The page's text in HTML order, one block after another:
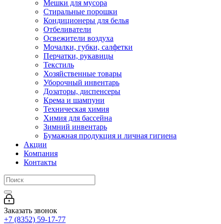
Мешки для мусора
Стиральные порошки
Кондиционеры для белья
Отбеливатели
Освежители воздуха
Мочалки, губки, салфетки
Перчатки, рукавицы
Текстиль
Хозяйственные товары
Уборочный инвентарь
Дозаторы, диспенсеры
Крема и шампуни
Техническая химия
Химия для бассейна
Зимний инвентарь
Бумажная продукция и личная гигиена
Акции
Компания
Контакты
Заказать звонок
+7 (8352) 59-17-77